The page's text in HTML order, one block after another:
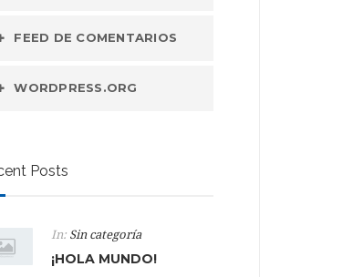
FEED DE COMENTARIOS
WORDPRESS.ORG
Posts
In: Sin categoría
¡HOLA MUNDO!